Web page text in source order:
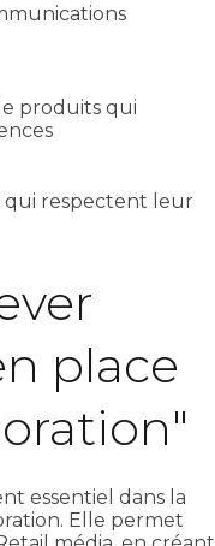
produits qui
qui respectent leur
place
essentiel dans la
Elle permet